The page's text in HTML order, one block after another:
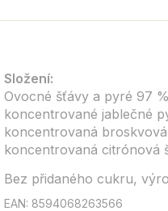
Složení:
Ovocné šťávy a pyré 97
koncentrované jablečné
koncentrovaná
koncentrovaná citrónová
Bez přidaného cukru,
EAN: 8594068263566